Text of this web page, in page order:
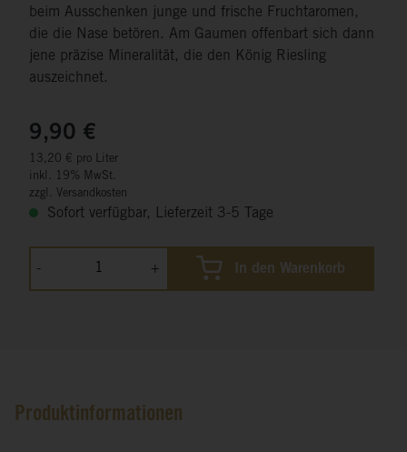
beim Ausschenken junge und frische Fruchtaromen,
die die Nase betören. Am Gaumen offenbart sich dann
jene präzise Mineralität, die den König Riesling
auszeichnet.
9,90 €
13,20 € pro Liter
inkl. 19% MwSt.
zzgl. Versandkosten
Sofort verfügbar, Lieferzeit 3-5 Tage
- + In den Warenkorb
Produktinformationen